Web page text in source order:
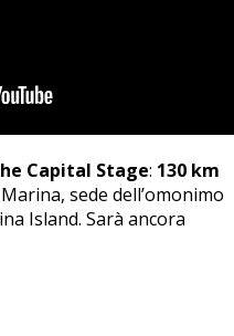
Capital Stage: 130 km
sede dell’omonimo
Island. Sarà ancora